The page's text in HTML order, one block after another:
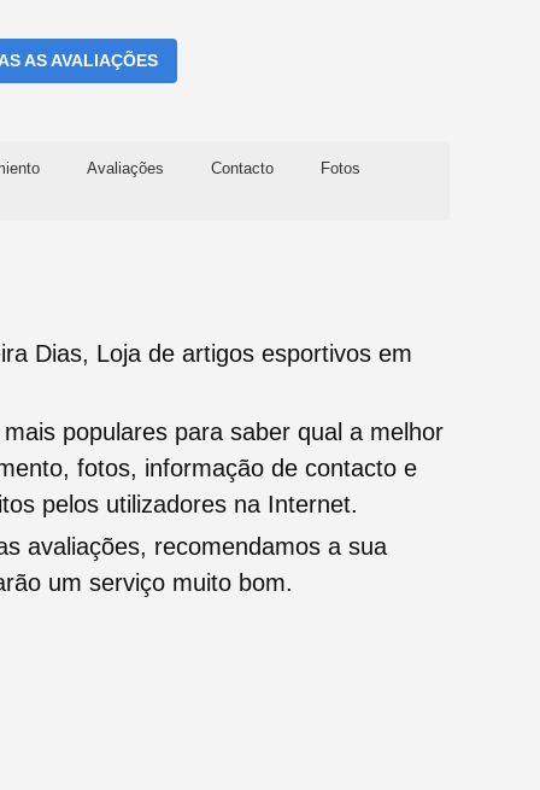
AS AVALIAÇÕES
Avaliações Contacto Fotos
Dias, Loja de artigos esportivos em
populares para saber qual a melhor
fotos, informação de contacto e
pelos utilizadores na Internet.
avaliações, recomendamos a sua
um serviço muito bom.